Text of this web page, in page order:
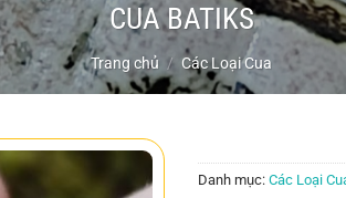
CUA BATIKS
Trang chủ / Các Loại Cua
Danh mục: Các Loại